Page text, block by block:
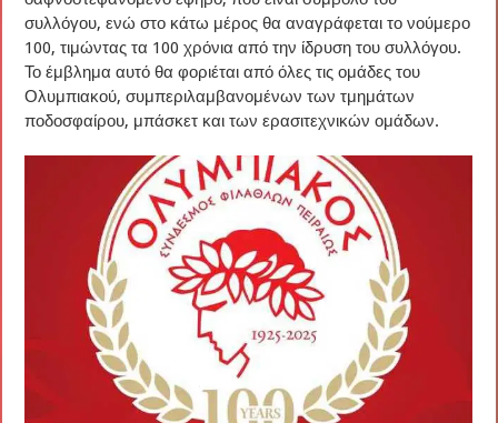
συλλόγου, ενώ στο κάτω μέρος θα αναγράφεται το νούμερο
100, τιμώντας τα 100 χρόνια από την ίδρυση του συλλόγου.
Το έμβλημα αυτό θα φοριέται από όλες τις ομάδες του
Ολυμπιακού, συμπεριλαμβανομένων των τμημάτων
ποδοσφαίρου, μπάσκετ και των ερασιτεχνικών ομάδων.